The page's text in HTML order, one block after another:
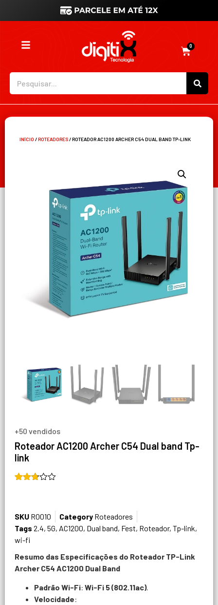
0
INÍCIO /ROTEADORES/ ROTEADOR AC1200 ARCHER C54 DUAL BAND TP-LINK
+50 vendidos
Roteador AC1200 Archer C54 Dual band Tp-
link
com
baseado
avaliações
clientes
SKU R0010 Category Roteadores
Tags 2.4, 5G, AC1200, Dual band, Fest, Roteador, Tp-link,
wi-fi
Resumo das Especificações do Roteador TP-Link
Archer C54 AC1200 Dual Band
Padrão Wi-Fi: Wi-Fi 5 (802.11ac).
Velocidade: